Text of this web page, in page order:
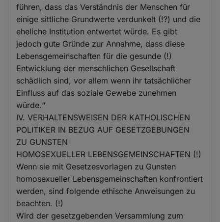
führen, dass das Verständnis der Menschen für
einige sittliche Grundwerte verdunkelt (!?) und die
eheliche Institution entwertet würde. Es gibt
jedoch gute Gründe zur Annahme, dass diese
Lebensgemeinschaften für die gesunde (!)
Entwicklung der menschlichen Gesellschaft
schädlich sind, vor allem wenn ihr tatsächlicher
Einfluss auf das soziale Gewebe zunehmen
würde.“
IV. VERHALTENSWEISEN DER KATHOLISCHEN
POLITIKER IN BEZUG AUF GESETZGEBUNGEN
ZU GUNSTEN
HOMOSEXUELLER LEBENSGEMEINSCHAFTEN (!)
Wenn sie mit Gesetzesvorlagen zu Gunsten
homosexueller Lebensgemeinschaften konfrontiert
werden, sind folgende ethische Anweisungen zu
beachten. (!)
Wird der gesetzgebenden Versammlung zum